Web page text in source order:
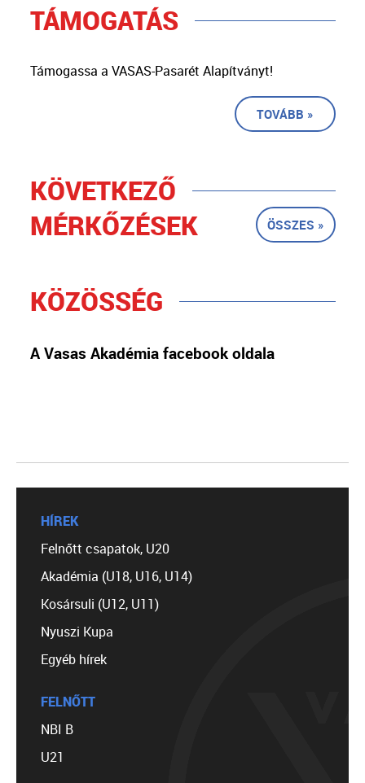
TÁMOGATÁS
Támogassa a VASAS-Pasarét Alapítványt!
TOVÁBB »
KÖVETKEZŐ
MÉRKŐZÉSEK
ÖSSZES »
KÖZÖSSÉG
A Vasas Akadémia facebook oldala
HÍREK
Felnőtt csapatok, U20
Akadémia (U18, U16, U14)
Kosársuli (U12, U11)
Nyuszi Kupa
Egyéb hírek
FELNŐTT
NBI B
U21